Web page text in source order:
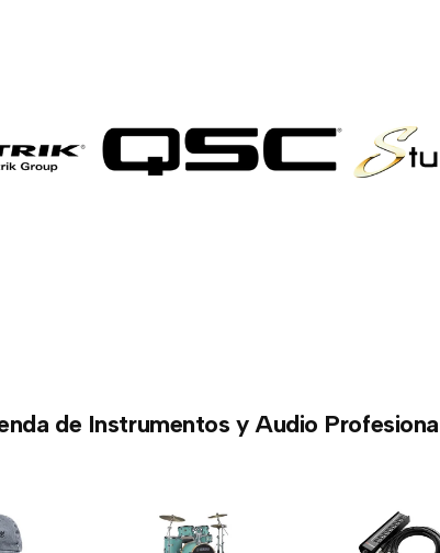
de Instrumentos y Audio